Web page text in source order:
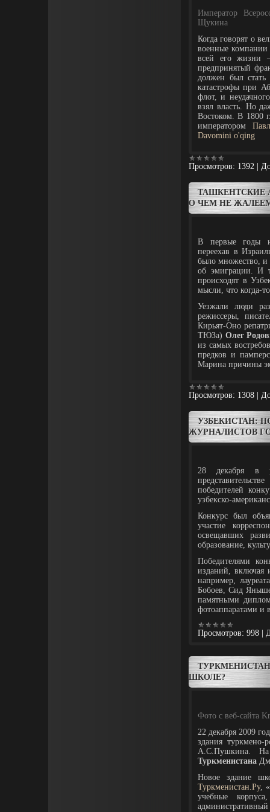
Император
Щукина
Когда говорят о
военные компании
всей его жизни
предпринятый
должен был
катастрофы при
флот, и
взял власть. Но
Востоком. В 1800
императором
Davomini o'qing
Просмотров: 1392
ТАШКЕНТСКИЕ
О ЧЕМ НЕ
В первые годы
переехав в
было множество, и
об эмиграции. И
происходят в
мысли, что когда-
Уезжали люди
режиссеры,
Кирьят-Оно
ТЮЗа) Олег
из самых
предков и
Марина причины
Просмотров: 1308
УЗБЕКИСТАН:
ЖУРНАЛИСТОВ
28 декабря в
победителей
узбекско-
Конкурс был
участие
освещавших
образование,
Победителями
изданий, включая
например,
Бобоев, Сид
памятными
фотоаппаратами и
Просмотров: 998
ШКОЛЕ?
Фото с веб-сайта
22 декабря 2009
здания туркмено-
А.С.Пушкина. На
Туркменистана
Новое здание
Туркменистан.Ру,
учебные